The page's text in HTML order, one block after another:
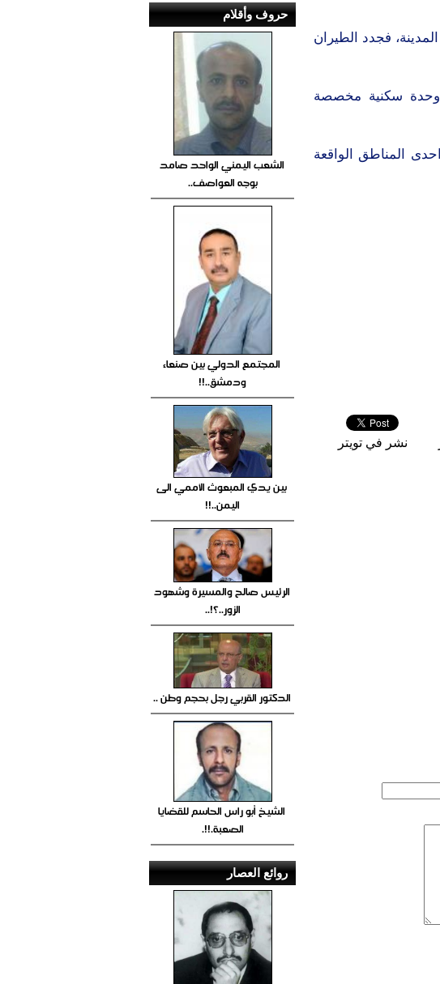
فجدد الطيران
الجدير بالذكر ان المدينة السكنية تحوي مايقارب 200 وحدة سكنية مخصصة
المناطق الواقعة
نشر في تويتر
حروف وأقلام
الشعب اليمني الواحد صامد
بوجه العواصف..
المجتمع الدولي بين صنعاء
ودمشق..!!
بين يدي المبعوث الأممي الى
اليمن..!!
الرئيس صالح والمسيرة وشهود
الزور..؟!..
الدكتور القربي رجل بحجم وطن ..
الشيخ أبو راس الحاسم للقضايا
الصعبة.!!.
روائع العصار